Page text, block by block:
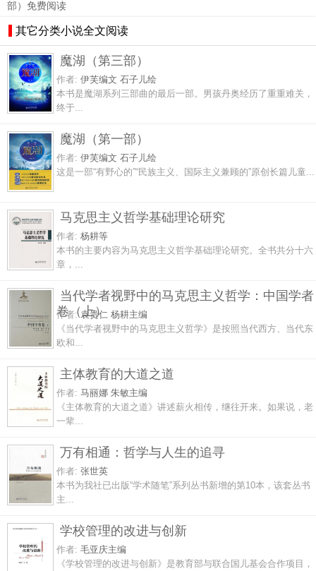
部）免费阅读
其它分类小说全文阅读
魔湖（第三部）
作者: 伊芙编文 石子儿绘
本书是魔湖系列三部曲的最后一部。男孩丹奥经历了重重难关，
终于...
魔湖（第一部）
作者: 伊芙编文 石子儿绘
这是一部“有野心的”“民族主义、国际主义兼顾的”原创长篇儿童...
马克思主义哲学基础理论研究
作者: 杨耕等
本书的主要内容为马克思主义哲学基础理论研究。全书共分十六
章，...
当代学者视野中的马克思主义哲学：中国学者
卷（上）
作者:袁贵仁 杨耕主编
《当代学者视野中的马克思主义哲学》是按照当代西方、当代东
欧和...
主体教育的大道之道
作者: 马丽娜 朱敏主编
《主体教育的大道之道》讲述薪火相传，继往开来。如果说，老
一辈...
万有相通：哲学与人生的追寻
作者: 张世英
本书为我社已出版“学术随笔”系列丛书新增的第10本，该套丛书
主...
学校管理的改进与创新
作者: 毛亚庆主编
《学校管理的改进与创新》是教育部与联合国儿基会合作项目，